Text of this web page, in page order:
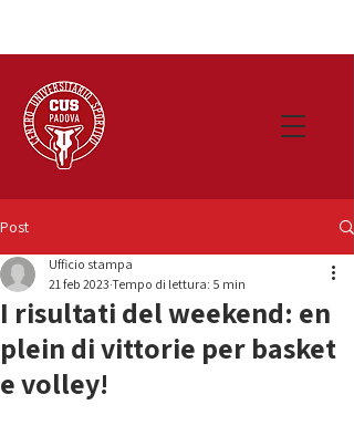
Post
I risultati del weekend: en
plein di vittorie per basket
e volley!
Ufficio stampa
21 feb 2023 Tempo di lettura: 5 min